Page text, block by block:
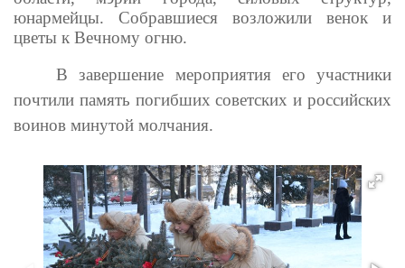
юнармейцы. Собравшиеся возложили венок и
цветы к Вечному огню.
В завершение мероприятия его участники
почтили память погибших советских и российских
воинов минутой молчания.